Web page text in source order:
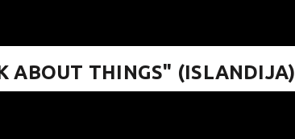
ABOUT THINGS" (ISLANDIJA)